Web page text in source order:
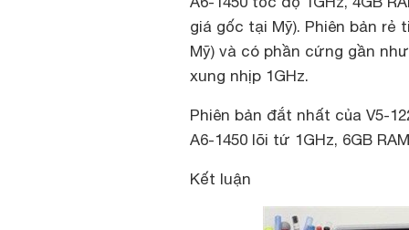
giá gốc tại Mỹ). Phiên bản rẻ
Mỹ) và có phần cứng gần
xung nhịp 1GHz.
Phiên bản đắt nhất của V5-
A6-1450 lõi tứ 1GHz, 6GB
Kết luận